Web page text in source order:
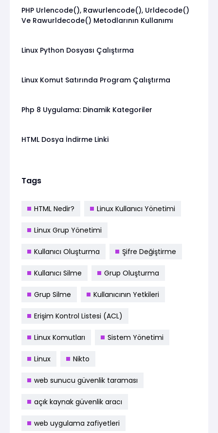
PHP Urlencode(), Rawurlencode(), Urldecode()
Ve Rawurldecode() Metodlarının Kullanımı
Linux Python Dosyası Çalıştırma
Linux Komut Satırında Program Çalıştırma
Php 8 Uygulama: Dinamik Kategoriler
HTML Dosya İndirme Linki
Tags
HTML Nedir? Linux Kullanıcı Yönetimi
Linux Grup Yönetimi
Kullanıcı Oluşturma Şifre Değiştirme
Kullanıcı Silme Grup Oluşturma
Grup Silme Kullanıcının Yetkileri
Erişim Kontrol Listesi (ACL)
Linux Komutları Sistem Yönetimi
Linux Nikto
web sunucu güvenlik taraması
açık kaynak güvenlik aracı
web uygulama zafiyetleri